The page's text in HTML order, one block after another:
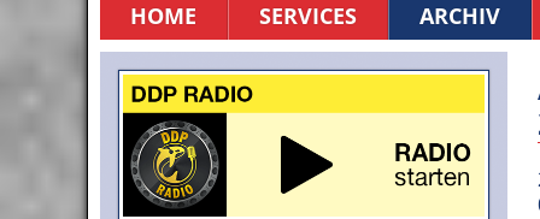
HOME SERVICES ARCHIV